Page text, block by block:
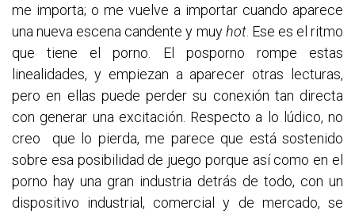
me importa; o me vuelve a importar cuando aparece
una nueva escena candente y muyhot. Ese es el ritmo
que tiene el porno. El posporno rompe estas
linealidades, y empiezan a aparecer otras lecturas,
pero en ellas puede perder su conexión tan directa
con generar una excitación. Respecto a lo lúdico, no
creo que lo pierda, me parece que está sostenido
sobre esa posibilidad de juego porque así como en el
porno hay una gran industria detrás de todo, con un
dispositivo industrial, comercial y de mercado, se